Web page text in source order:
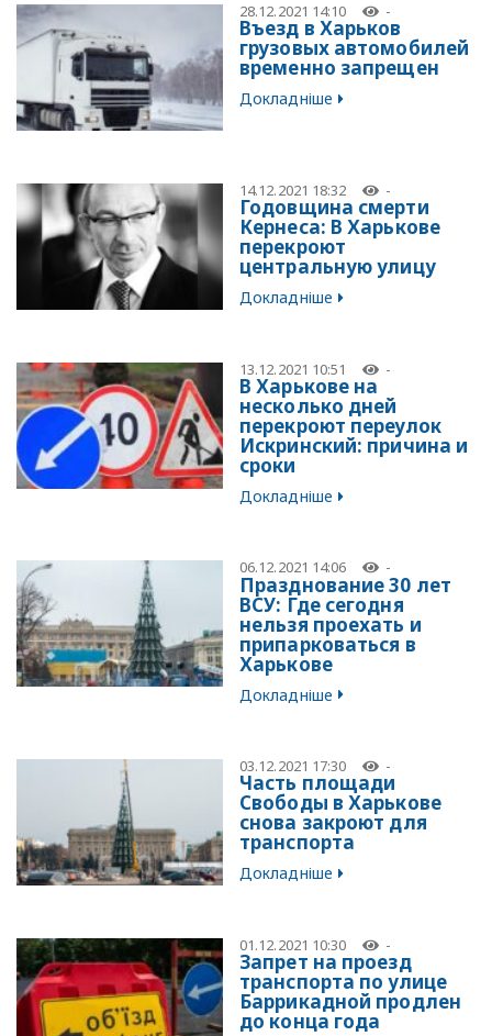
28.12.2021 14:10 -
Въезд в Харьков
грузовых автомобилей
временно запрещен
Докладніше
14.12.2021 18:32 -
Годовщина смерти
Кернеса: В Харькове
перекроют
центральную улицу
Докладніше
13.12.2021 10:51 -
В Харькове на
несколько дней
перекроют переулок
Искринский: причина и
сроки
Докладніше
06.12.2021 14:06 -
Празднование 30 лет
ВСУ: Где сегодня
нельзя проехать и
припарковаться в
Харькове
Докладніше
03.12.2021 17:30 -
Часть площади
Свободы в Харькове
снова закроют для
транспорта
Докладніше
01.12.2021 10:30 -
Запрет на проезд
транспорта по улице
Баррикадной продлен
до конца года